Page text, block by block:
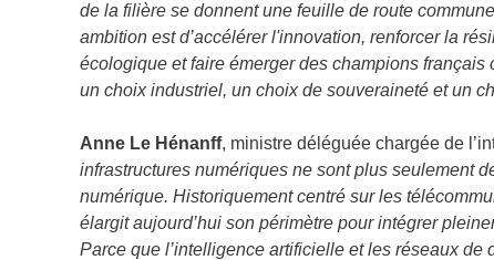
de la filière se donnent une feuille de route
ambition est d’accélérer l'innovation, renforcer la
écologique et faire émerger des champions
un choix industriel, un choix de souveraineté et un
Anne Le Hénanff, ministre déléguée chargée de
infrastructures numériques ne sont plus seulement
numérique. Historiquement centré sur les
élargit aujourd’hui son périmètre pour intégrer
Parce que l’intelligence artificielle et les réseaux